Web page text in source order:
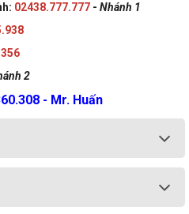
02438.777.777 - Nhánh 1
2
- Mr. Huấn